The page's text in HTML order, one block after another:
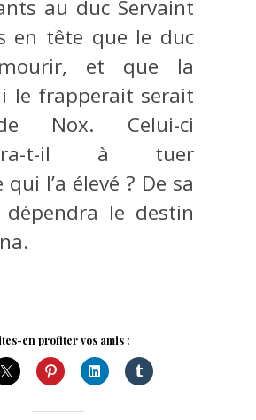
au duc Servaint
en tête que le duc
et que la
le frapperait serait
Nox. Celui-ci
t-il à tuer
qui l’a élevé ? De sa
dépendra le destin
en profiter vos amis :